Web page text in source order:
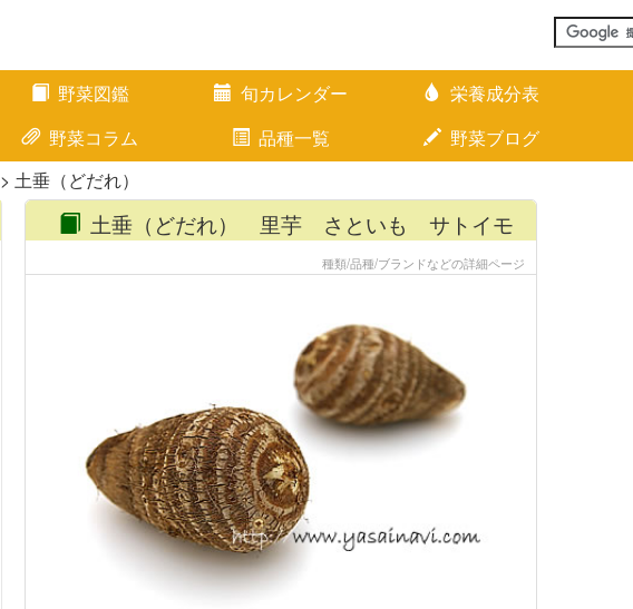
野菜図鑑 旬カレンダー 栄養成分表
野菜コラム 品種一覧 野菜ブログ
> 土垂（どだれ）
土垂（どだれ） 里芋 さといも サトイモ
種類/品種/ブランドなどの詳細ページ